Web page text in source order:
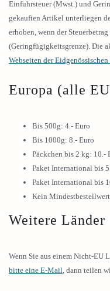
Einfuhrsteuer (Mwst.) und
gekauften Artikel unterliegen
erhoben, wenn der
(Geringfügigkeitsgrenze). Die
Webseiten der
Europa (alle
Bis 500g: 4.- Euro
Bis 1000g: 8.- Euro
Päckchen bis 2 kg: 10.-
Paket International bis
Paket International bis
Kein Mindestbestellwert
Weitere Länder
Wenn Sie aus einem Nicht-EU
bitte eine E-Mail, dann teilen